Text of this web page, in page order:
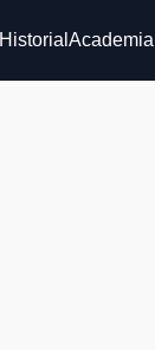
Historial Academia